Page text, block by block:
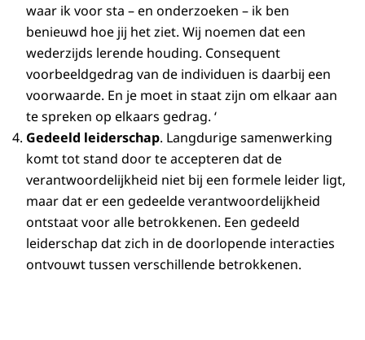
waar ik voor sta – en onderzoeken – ik ben
benieuwd hoe jij het ziet. Wij noemen dat een
wederzijds lerende houding. Consequent
voorbeeldgedrag van de individuen is daarbij een
voorwaarde. En je moet in staat zijn om elkaar aan
te spreken op elkaars gedrag. ‘
Gedeeld leiderschap. Langdurige samenwerking
komt tot stand door te accepteren dat de
verantwoordelijkheid niet bij een formele leider ligt,
maar dat er een gedeelde verantwoordelijkheid
ontstaat voor alle betrokkenen. Een gedeeld
leiderschap dat zich in de doorlopende interacties
ontvouwt tussen verschillende betrokkenen.